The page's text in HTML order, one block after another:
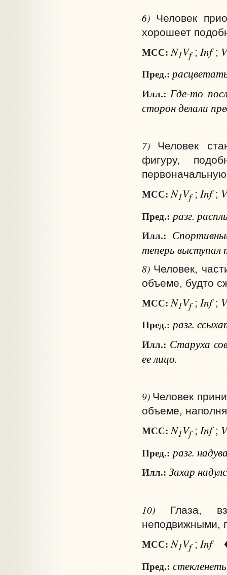
6) Человек
хорошеет
МСС: N1Vf; Inf; V
Пред.:
Илл.: Где-то
сторон делали
7) Человек
фигуру,
МСС: N1Vf; Inf; V
Пред.: разг.
Илл.:
теперь выступал
8) Человек,
объеме, будто
МСС: N1Vf; Inf; V
Пред.: разг.
Илл.: Старуха
ее лицо.
9) Человек
объеме,
МСС: N1Vf; Inf; V
Пред.: разг.
Илл.: Захар
10)
Глаза,
неподвижными,
МСС: N1Vf; Inf
Пред.: